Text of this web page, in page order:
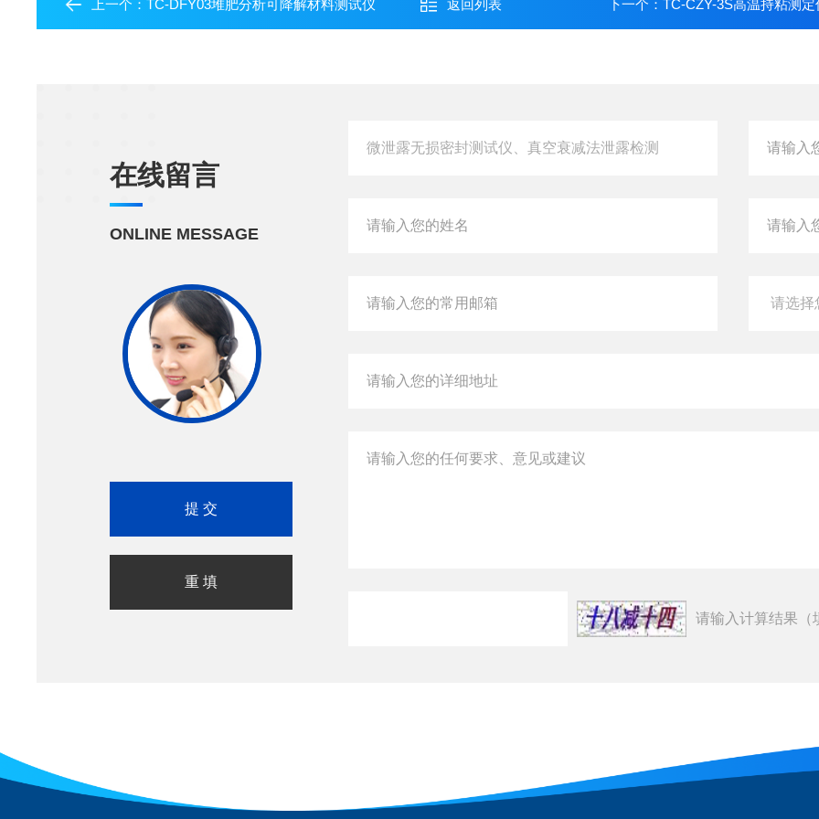
上一个： TC-DFY03堆肥分析可降解材料测试仪 返回列表 下一个： TC-CZY-3S高温持粘测定
在线留言
ONLINE MESSAGE
请输入计算结果（